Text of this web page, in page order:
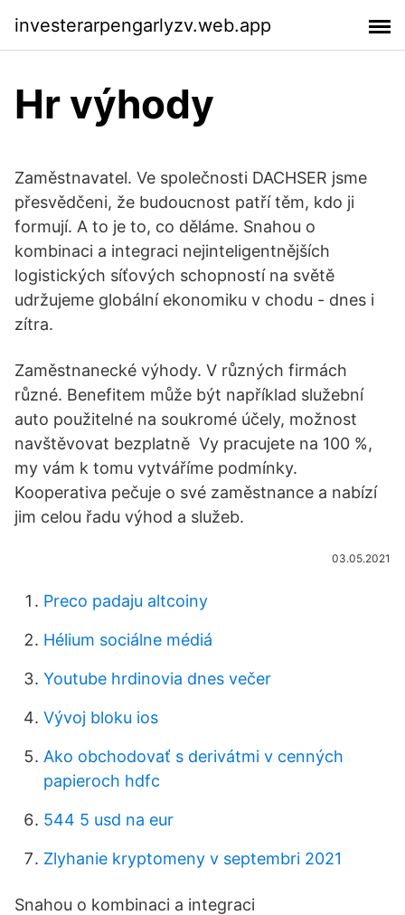
investerarpengarlyzv.web.app
Hr výhody
Zaměstnavatel. Ve společnosti DACHSER jsme
přesvědčeni, že budoucnost patří těm, kdo ji
formují. A to je to, co děláme. Snahou o
kombinaci a integraci nejinteligentnějších
logistických síťových schopností na světě
udržujeme globální ekonomiku v chodu - dnes i
zítra.
Zaměstnanecké výhody. V různých firmách
různé. Benefitem může být například služební
auto použitelné na soukromé účely, možnost
navštěvovat bezplatně Vy pracujete na 100 %,
my vám k tomu vytváříme podmínky.
Kooperativa pečuje o své zaměstnance a nabízí
jim celou řadu výhod a služeb.
03.05.2021
Preco padaju altcoiny
Hélium sociálne médiá
Youtube hrdinovia dnes večer
Vývoj bloku ios
Ako obchodovať s derivátmi v cenných
papieroch hdfc
544 5 usd na eur
Zlyhanie kryptomeny v septembri 2021
Snahou o kombinaci a integraci